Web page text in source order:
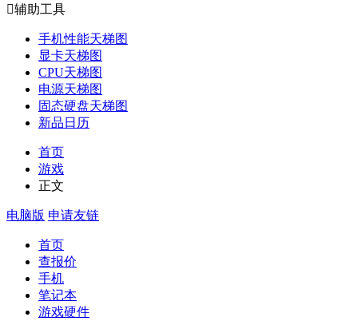
辅助工具
手机性能天梯图
显卡天梯图
CPU天梯图
电源天梯图
固态硬盘天梯图
新品日历
首页
游戏
正文
电脑版 申请友链
首页
查报价
手机
笔记本
游戏硬件